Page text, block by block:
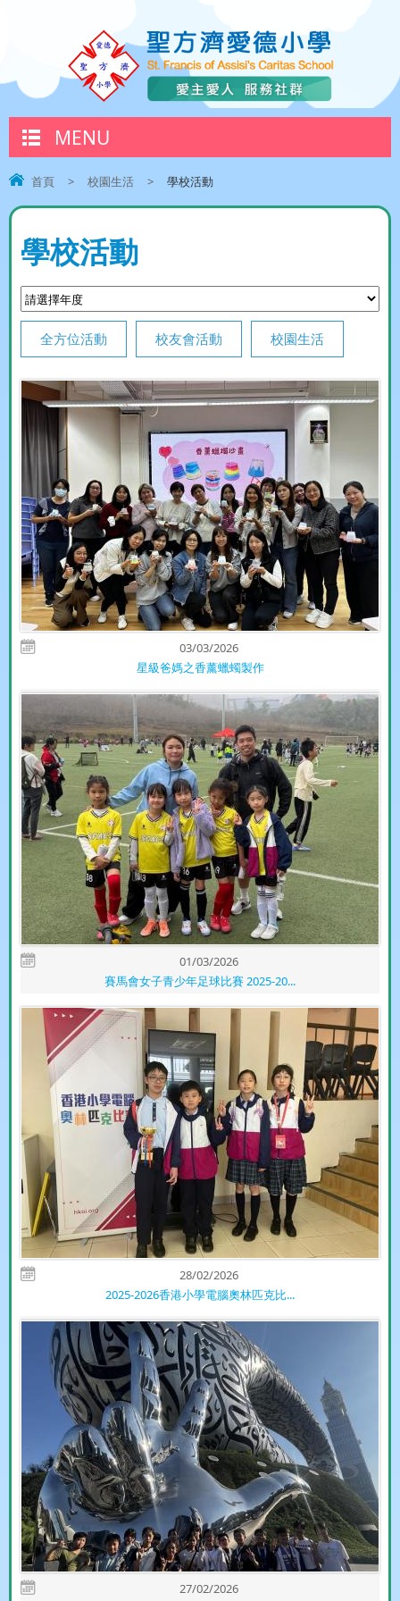
MENU
首頁 > 校園生活 > 學校活動
學校活動
全方位活動 校友會活動 校園生活
03/03/2026
星級爸媽之香薰蠟蠋製作
01/03/2026
賽馬會女子青少年足球比賽 2025-20...
28/02/2026
2025-2026香港小學電腦奧林匹克比...
27/02/2026